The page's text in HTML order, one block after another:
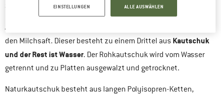
Südostasien und Südamerika
Arbeiter:innen gewinnen aus der Rinde des Kautschukbaums
den Milchsaft. Dieser besteht zu einem Drittel aus Kautschuk
und der Rest ist Wasser. Der Rohkautschuk wird vom Wasser
getrennt und zu Platten ausgewalzt und getrocknet.
Naturkautschuk besteht aus langen Polyisopren-Ketten,
EINSTELLUNGEN ALLE AUSWÄHLEN